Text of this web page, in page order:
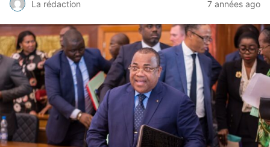
La rédaction 7 années ago